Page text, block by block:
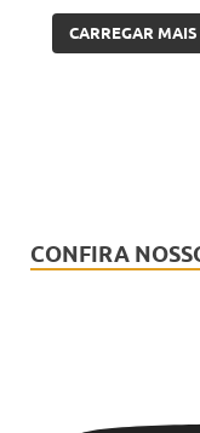
CARREGAR MAIS
CONFIRA